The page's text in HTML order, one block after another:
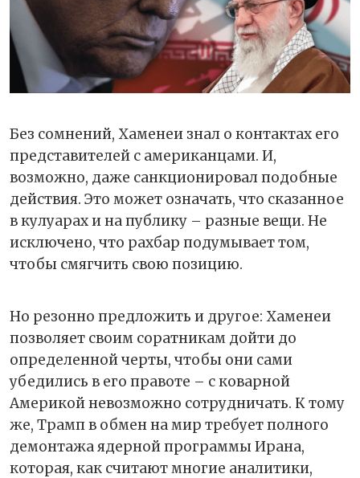
Без сомнений, Хаменеи знал о контактах его
представителей с американцами. И,
возможно, даже санкционировал подобные
действия. Это может означать, что сказанное
в кулуарах и на публику – разные вещи. Не
исключено, что рахбар подумывает том,
чтобы смягчить свою позицию.
Но резонно предложить и другое: Хаменеи
позволяет своим соратникам дойти до
определенной черты, чтобы они сами
убедились в его правоте – с коварной
Америкой невозможно сотрудничать. К тому
же, Трамп в обмен на мир требует полного
демонтажа ядерной программы Ирана,
которая, как считают многие аналитики,